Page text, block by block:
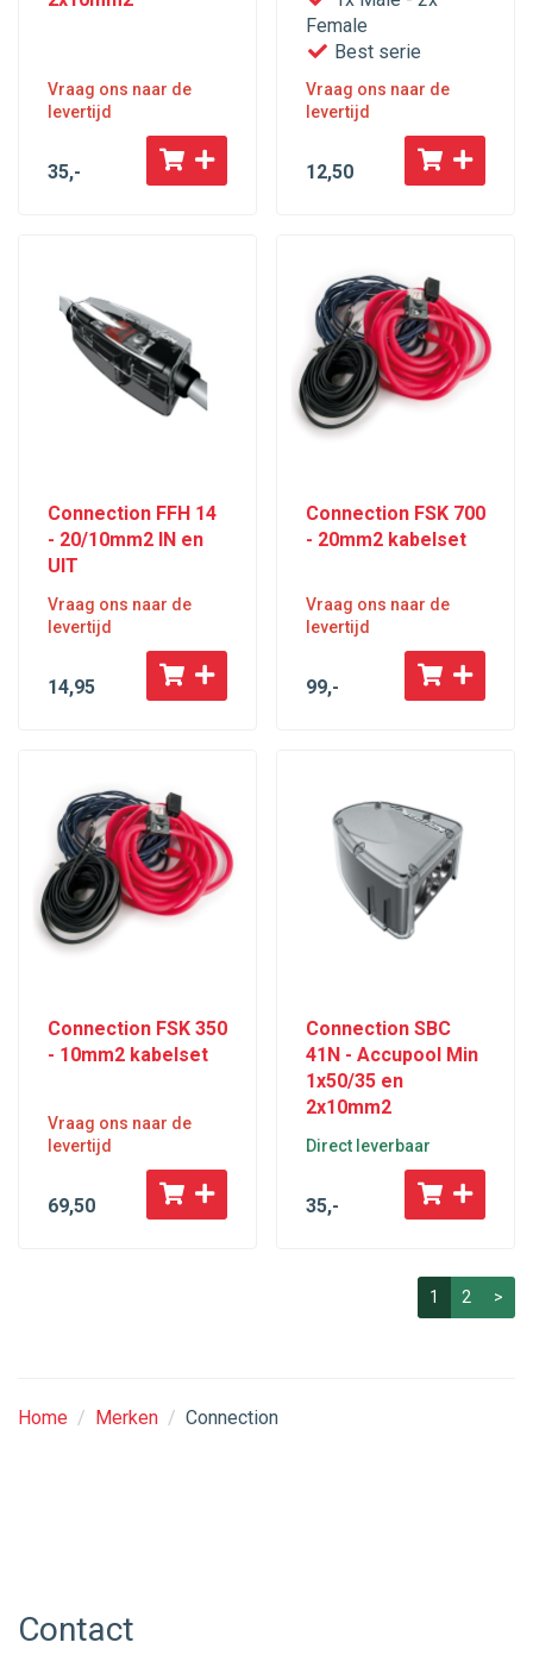
Vraag ons naar de
levertijd
35,-
Female
Best serie
Vraag ons naar de
levertijd
12,50
Connection FFH 14
- 20/10mm2 IN en
UIT
Vraag ons naar de
levertijd
14,95
Connection FSK 700
- 20mm2 kabelset
Vraag ons naar de
levertijd
99,-
Connection FSK 350
- 10mm2 kabelset
Vraag ons naar de
levertijd
69,50
Connection SBC
41N - Accupool Min
1x50/35 en
2x10mm2
Direct leverbaar
35,-
1 2 >
Home / Merken / Connection
Contact